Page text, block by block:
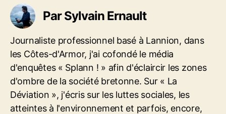
e
t
e
s
Par Sylvain Ernault
Journaliste professionnel basé à Lannion, dans
les Côtes-d'Armor, j'ai cofondé le média
d'enquêtes « Splann ! » afin d'éclaircir les zones
d'ombre de la société bretonne. Sur « La
Déviation », j'écris sur les luttes sociales, les
atteintes à l'environnement et parfois, encore,